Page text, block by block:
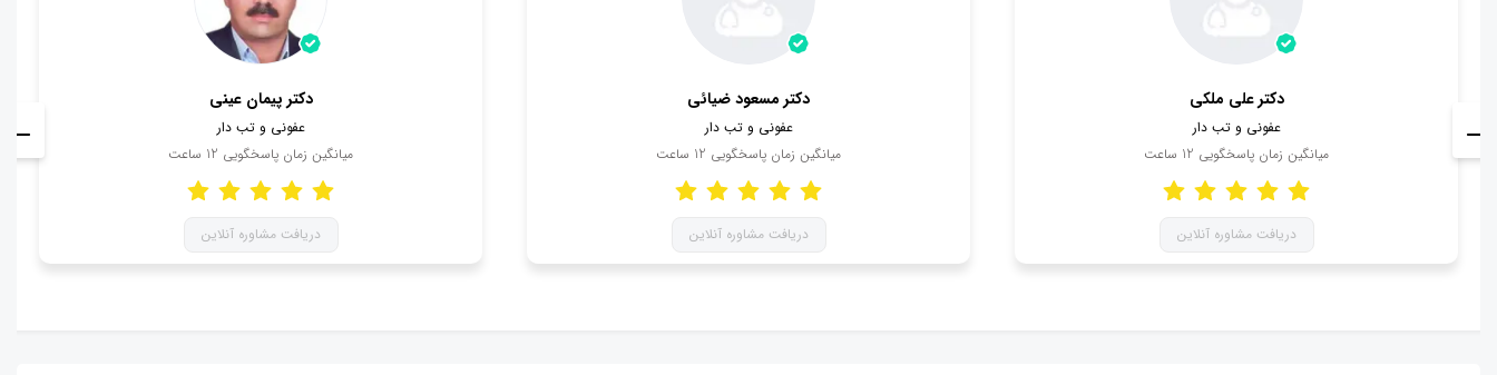
دکتر پیمان عینی
عفونی و تب دار
میانگین زمان پاسخگویی 12 ساعت
دریافت مشاوره آنلاین
دکتر مسعود ضیائی
عفونی و تب دار
میانگین زمان پاسخگویی 12 ساعت
دریافت مشاوره آنلاین
دکتر علی ملکی
عفونی و تب دار
میانگین زمان پاسخگویی 12 ساعت
دریافت مشاوره آنلاین